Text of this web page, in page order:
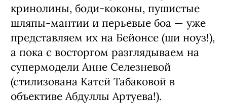
кринолины, боди-коконы, пушистые
шляпы-мантии и перьевые боа — уже
представляем их на Бейонсе (ши ноуз!),
а пока с восторгом разглядываем на
супермодели Анне Селезневой
(стилизована Катей Табаковой в
объективе Абдуллы Артуева!).